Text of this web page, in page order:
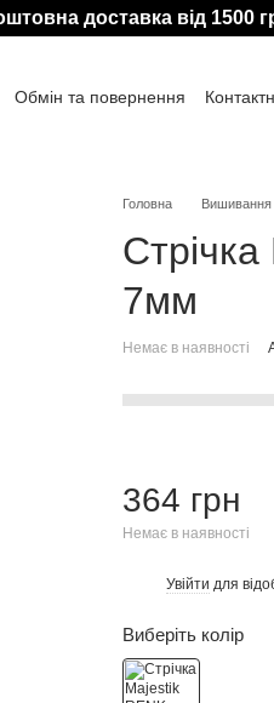
доставка від 1500
Обмін та повернення
Головна Вишивання
7мм
Немає в наявності
364 грн
Немає в наявності
Увійти для
Виберіть колір